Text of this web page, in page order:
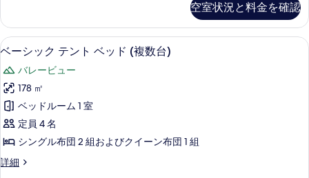
す
べ
の
写
真
を
表
示
ィ
オ
マ
ウ
ン
テ
ン
ビ
テ
ィ
オ
ウ
ン
テ
ン
ビ
ー
の
詳
ッ
ド
(複
数
台)
の
す
べ
て
ク
テ
ン
ベ
ッ
ド
(複
数
台)
の
詳
空室状況と料金を確認
ベ
ー
シ
ッ
ク
テ
ト
5
ベーシック テント ベッド (複数台)
バレービュー
178 ㎡
ベッドルーム 1 室
定員 4 名
シングル布団 2 組およびクイーン布団 1 組
詳細
ベ